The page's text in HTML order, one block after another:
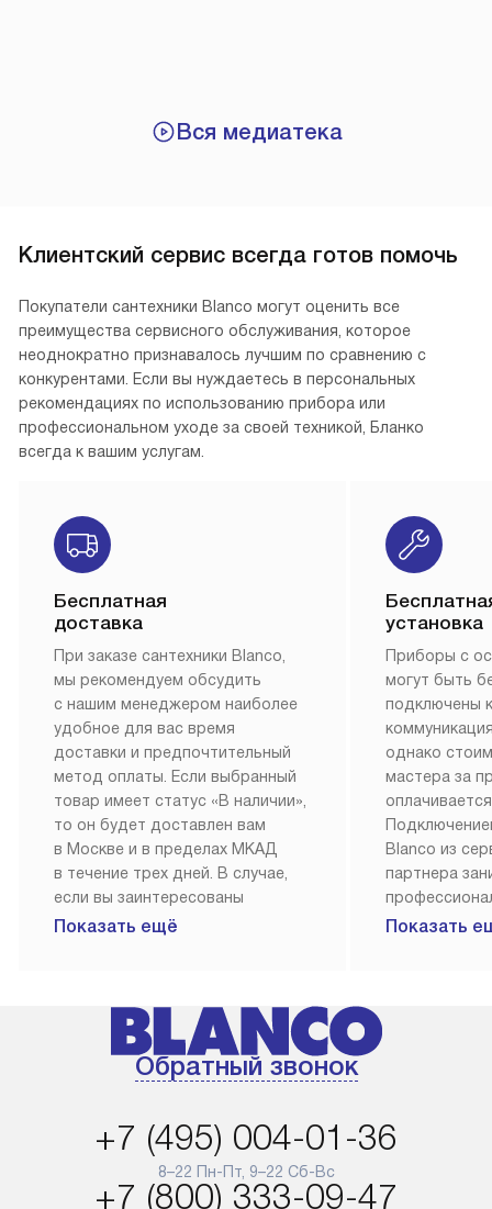
Вся медиатека
Клиентский сервис всегда готов помочь
Покупатели сантехники Blanco могут оценить все
преимущества сервисного обслуживания, которое
неоднократно признавалось лучшим по сравнению с
конкурентами. Если вы нуждаетесь в персональных
рекомендациях по использованию прибора или
профессиональном уходе за своей техникой, Бланко
всегда к вашим услугам.
Бесплатная
доставка
При заказе сантехники Blanco,
мы рекомендуем обсудить
с нашим менеджером наиболее
удобное для вас время
доставки и предпочтительный
метод оплаты. Если выбранный
товар имеет статус «В наличии»,
то он будет доставлен вам
в Москве и в пределах МКАД
в течение трех дней. В случае,
если вы заинтересованы
в товаре, который доступен
менеджером на сайте. Товары
с особым лейблом
доставляются бесплатно
аксессуаров не предусмотрена.
Для доставки в другие регионы
мы используем услуги
Показать ещё
установка
Приборы с
могут быть
подключены
однако
мастера за
Blanco из
партнера
Наш сервис
возможные
Готовые
Показать
Обратный звонок
+7 (495) 004-01-36
8–22 Пн-Пт, 9–22 Сб-Вс
+7 (800) 333-09-47